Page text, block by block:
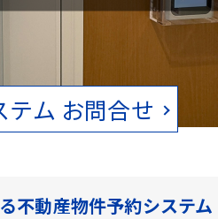
テム お問合せ
不動産物件予約システム